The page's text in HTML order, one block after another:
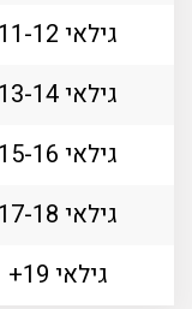
גילאי 11-12
גילאי 13-14
גילאי 15-16
גילאי 17-18
גילאי 19+